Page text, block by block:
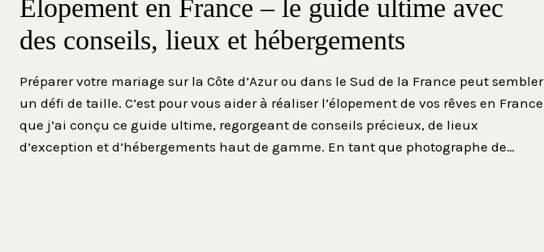
Élopement en France – le guide ultime avec
des conseils, lieux et hébergements
Préparer votre mariage sur la Côte d’Azur ou dans le Sud de la France peut sembler
un défi de taille. C’est pour vous aider à réaliser l’élopement de vos rêves en France
que j’ai conçu ce guide ultime, regorgeant de conseils précieux, de lieux
d’exception et d’hébergements haut de gamme. En tant que photographe de…